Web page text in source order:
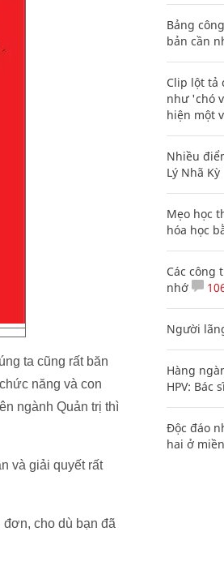
ta cũng rất băn
năng và con
ngành Quản trị thì
và giải quyết rất
cho dù bạn đã
Bảng
bản cần
Clip lột tả
như 'chó
hiện một
Nhiều
Lý Nhã Kỳ
Mẹo học
hóa học
Các công
nhớ
Người
Hàng
HPV: Bác
Độc đáo
hai ở